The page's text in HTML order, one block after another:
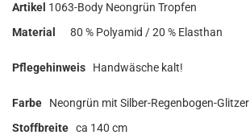
Artikel 1063-Body Neongrün Tropfen
Material
80 % Polyamid / 20 % Elasthan
Pflegehinweis Handwäsche kalt!
Farbe
Neongrün mit Silber-Regenbogen-Glitzer
Stoffbreite ca 140 cm